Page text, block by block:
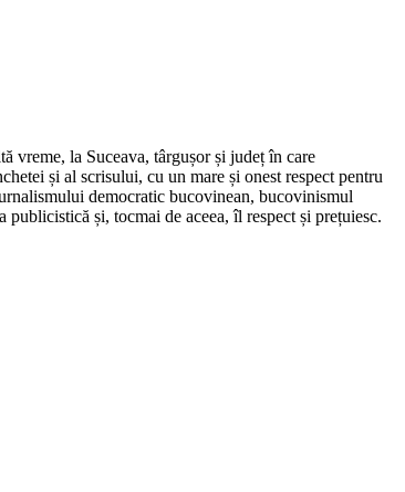
vreme, la Suceava, târgușor și județ în care
și al scrisului, cu un mare și onest respect pentru
democratic bucovinean, bucovinismul
și, tocmai de aceea, îl respect și prețuiesc.